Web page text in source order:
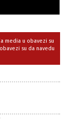
media u obavezi su
su da navedu